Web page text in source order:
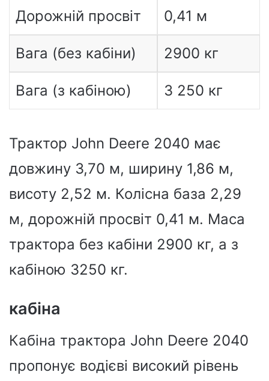
Дорожній просвіт 0,41 м
Вага (без кабіни) 2900 кг
Вага (з кабіною) 3 250 кг
Трактор John Deere 2040 має
довжину 3,70 м, ширину 1,86 м,
висоту 2,52 м. Колісна база 2,29
м, дорожній просвіт 0,41 м. Маса
трактора без кабіни 2900 кг, а з
кабіною 3250 кг.
кабіна
Кабіна трактора John Deere 2040
пропонує водієві високий рівень